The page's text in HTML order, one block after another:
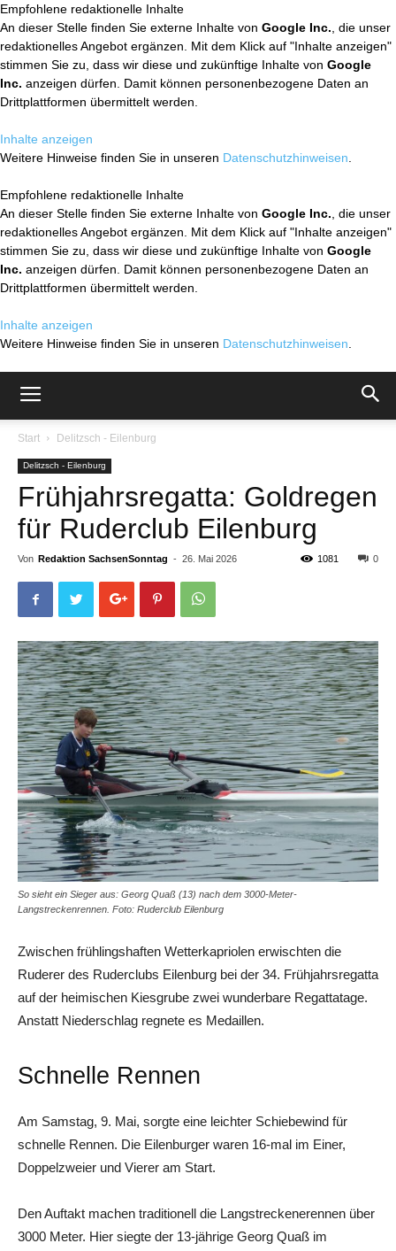
Empfohlene redaktionelle Inhalte
An dieser Stelle finden Sie externe Inhalte von Google Inc. , die unser
redaktionelles Angebot ergänzen. Mit dem Klick auf "Inhalte anzeigen"
stimmen Sie zu, dass wir diese und zukünftige Inhalte von Google
Inc. anzeigen dürfen. Damit können personenbezogene Daten an
Drittplattformen übermittelt werden.
Inhalte anzeigen
Weitere Hinweise finden Sie in unseren Datenschutzhinweisen
Empfohlene redaktionelle Inhalte
An dieser Stelle finden Sie externe Inhalte von Google Inc. , die unser
redaktionelles Angebot ergänzen. Mit dem Klick auf "Inhalte anzeigen"
stimmen Sie zu, dass wir diese und zukünftige Inhalte von Google
Inc. anzeigen dürfen. Damit können personenbezogene Daten an
Drittplattformen übermittelt werden.
Inhalte anzeigen
Weitere Hinweise finden Sie in unseren Datenschutzhinweisen
Start Delitzsch - Eilenburg
Delitzsch - Eilenburg
Frühjahrsregatta: Goldregen
für Ruderclub Eilenburg
Von Redaktion SachsenSonntag - 26. Mai 2026 0
1081
So sieht ein Sieger aus: Georg Quaß (13) nach dem 3000-Meter-
Langstreckenrennen. Foto: Ruderclub Eilenburg
Zwischen frühlingshaften Wetterkapriolen erwischten die
Ruderer des Ruderclubs Eilenburg bei der 34. Frühjahrsregatta
auf der heimischen Kiesgrube zwei wunderbare ­Regattatage.
Anstatt Niederschlag regnete es Medaillen.
Schnelle Rennen
Am Samstag, 9. Mai, sorgte eine leichter Schiebewind für
schnelle Rennen. Die Eilenburger waren 16-mal im Einer,
Doppelzweier und Vierer am Start.
Den Auftakt machen traditionell die Langstreckenerennen über
3000 Meter. Hier siegte der 13-jährige Georg Quaß im